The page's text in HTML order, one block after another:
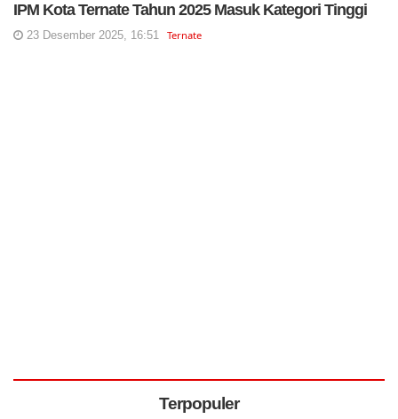
IPM Kota Ternate Tahun 2025 Masuk Kategori Tinggi
23 Desember 2025, 16:51 Ternate
Terpopuler